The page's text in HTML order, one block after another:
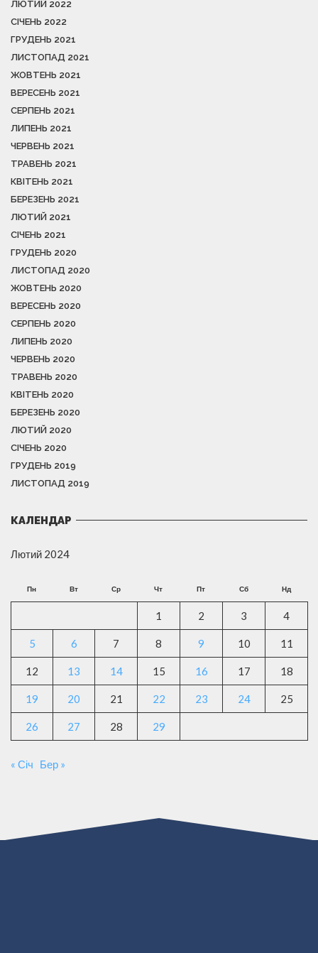
ЛЮТИЙ 2022
СІЧЕНЬ 2022
ГРУДЕНЬ 2021
ЛИСТОПАД 2021
ЖОВТЕНЬ 2021
ВЕРЕСЕНЬ 2021
СЕРПЕНЬ 2021
ЛИПЕНЬ 2021
ЧЕРВЕНЬ 2021
ТРАВЕНЬ 2021
КВІТЕНЬ 2021
БЕРЕЗЕНЬ 2021
ЛЮТИЙ 2021
СІЧЕНЬ 2021
ГРУДЕНЬ 2020
ЛИСТОПАД 2020
ЖОВТЕНЬ 2020
ВЕРЕСЕНЬ 2020
СЕРПЕНЬ 2020
ЛИПЕНЬ 2020
ЧЕРВЕНЬ 2020
ТРАВЕНЬ 2020
КВІТЕНЬ 2020
БЕРЕЗЕНЬ 2020
ЛЮТИЙ 2020
СІЧЕНЬ 2020
ГРУДЕНЬ 2019
ЛИСТОПАД 2019
КАЛЕНДАР
Лютий 2024
Пн Вт Ср Чт Пт Сб Нд
1 2 3 4
5 6 7 8 9 10 11
12 13 14 15 16 17 18
19 20 21 22 23 24 25
26 27 28 29
« Січ Бер »